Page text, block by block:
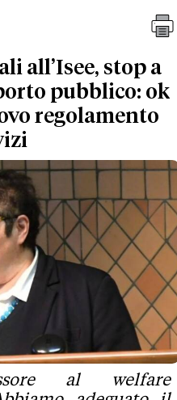
all’Isee, stop a
pubblico: ok
regolamento
al welfare